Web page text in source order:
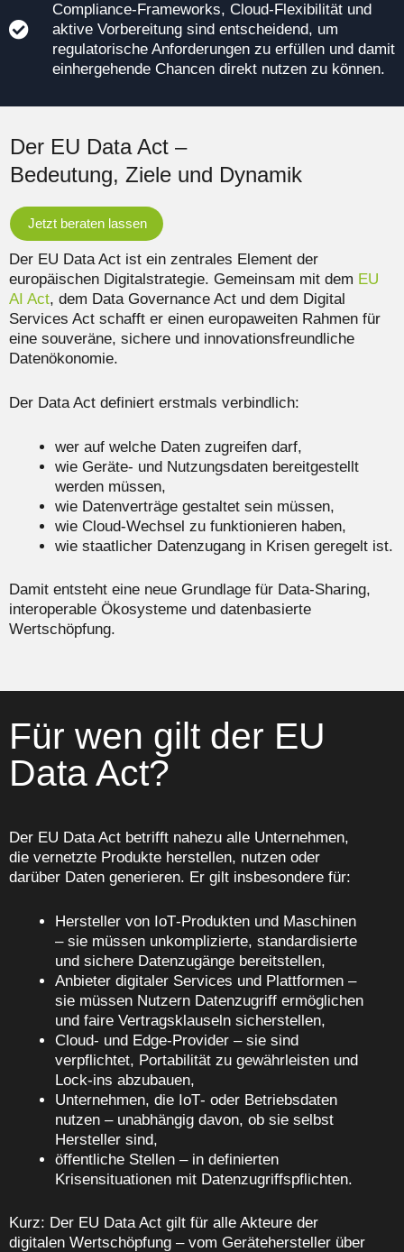
Compliance‑Frameworks, Cloud‑Flexibilität und
aktive Vorbereitung sind entscheidend, um
regulatorische Anforderungen zu erfüllen und damit
einhergehende Chancen direkt nutzen zu können.
Der EU Data Act –
Bedeutung, Ziele und Dynamik
Jetzt beraten lassen
Der EU Data Act ist ein zentrales Element der
europäischen Digitalstrategie. Gemeinsam mit dem EU
AI Act, dem Data Governance Act und dem Digital
Services Act schafft er einen europaweiten Rahmen für
eine souveräne, sichere und innovationsfreundliche
Datenökonomie.
Der Data Act definiert erstmals verbindlich:
wer auf welche Daten zugreifen darf,
wie Geräte‑ und Nutzungsdaten bereitgestellt
werden müssen,
wie Datenverträge gestaltet sein müssen,
wie Cloud‑Wechsel zu funktionieren haben,
wie staatlicher Datenzugang in Krisen geregelt ist.
Damit entsteht eine neue Grundlage für Data‑Sharing,
interoperable Ökosysteme und datenbasierte
Wertschöpfung.
Für wen gilt der EU
Data Act?
Der EU Data Act betrifft nahezu alle Unternehmen,
die vernetzte Produkte herstellen, nutzen oder
darüber Daten generieren. Er gilt insbesondere für:
Hersteller von IoT‑Produkten und Maschinen
– sie müssen unkomplizierte, standardisierte
und sichere Datenzugänge bereitstellen,
Anbieter digitaler Services und Plattformen –
sie müssen Nutzern Datenzugriff ermöglichen
und faire Vertragsklauseln sicherstellen,
Cloud‑ und Edge‑Provider – sie sind
verpflichtet, Portabilität zu gewährleisten und
Lock‑ins abzubauen,
Unternehmen, die IoT‑ oder Betriebsdaten
nutzen – unabhängig davon, ob sie selbst
Hersteller sind,
öffentliche Stellen – in definierten
Krisensituationen mit Datenzugriffspflichten.
Kurz: Der EU Data Act gilt für alle Akteure der
digitalen Wertschöpfung – vom Gerätehersteller über